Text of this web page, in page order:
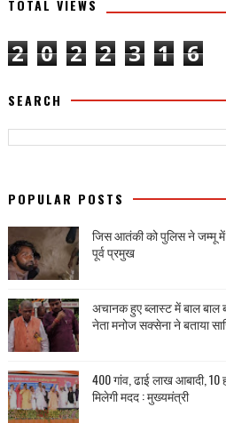
TOTAL VIEWS
2 0 2 2 3 1 6
SEARCH
POPULAR POSTS
जिस आतंकी को पुलिस ने जम्मू में
पूर्व प्रमुख
अचानक हुए ब्लास्ट में बाल
नेता मनोज सक्सेना ने बताया
400 गांव, ढाई लाख आबादी,
मिलेगी मदद : मुख्यमंत्री